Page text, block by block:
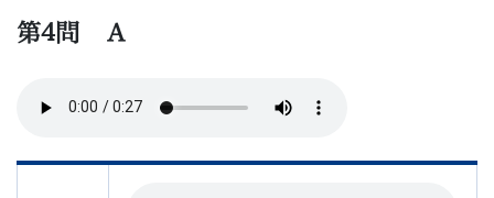
第4問 Ａ